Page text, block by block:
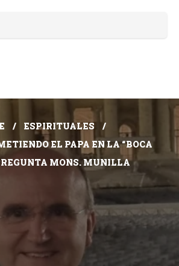
ESPIRITUALES
EL PAPA EN LA “BOCA
MONS. MUNILLA